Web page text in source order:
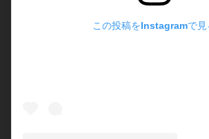
この投稿をInstagramで見